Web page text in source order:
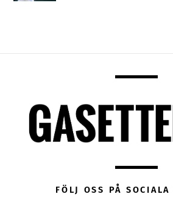
FÖLJ OSS PÅ SOCIALA